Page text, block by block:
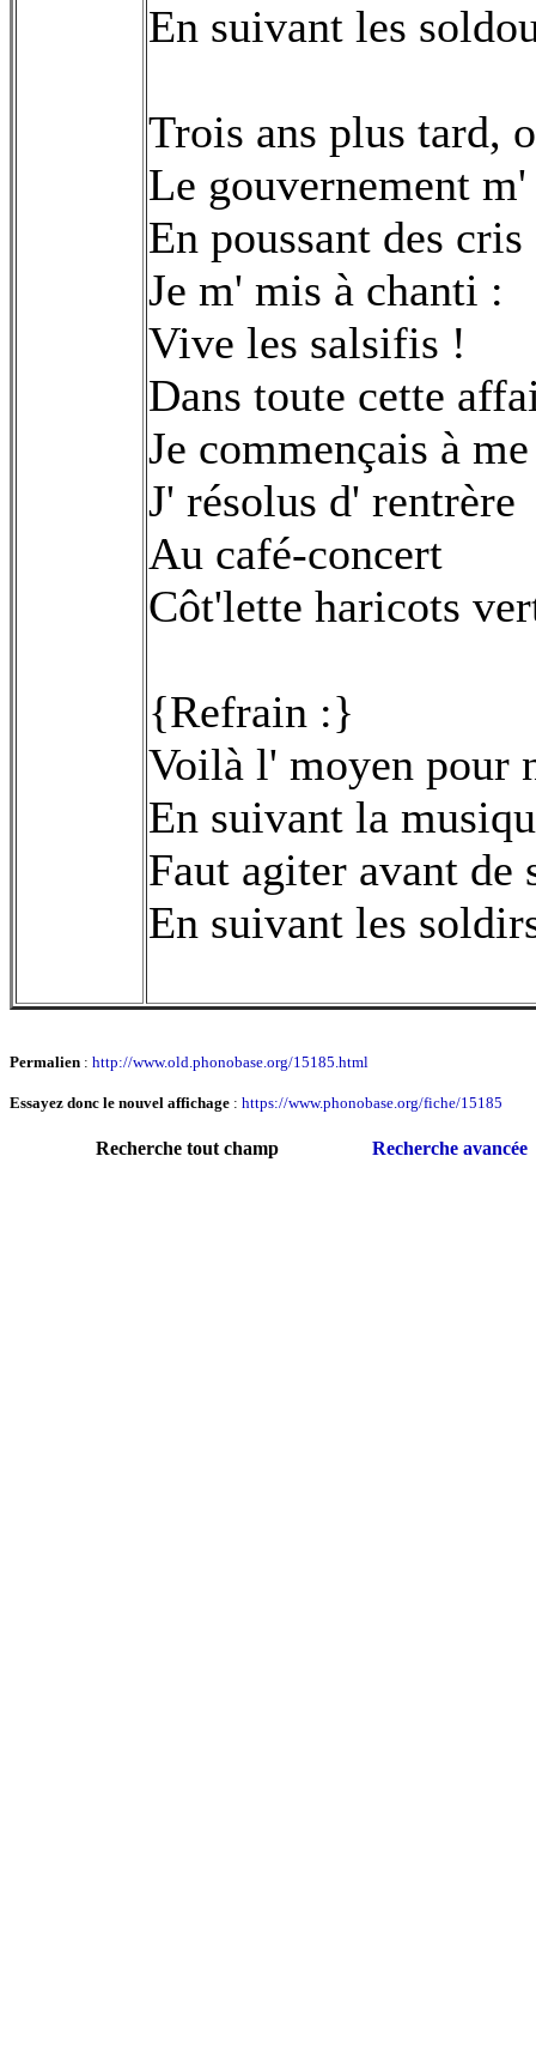
En suivant les
Trois ans plus tard,
Le gouvernement
En poussant des cris
Je m' mis à chanti :
Vive les salsifis !
Dans toute cette
Je commençais à
J' résolus d' rentrère
Au café-concert
Côt'lette haricots
{Refrain :}
Voilà l' moyen pour
En suivant la
Faut agiter avant de
En suivant les
Permalien : http://www.old.phonobase.org/15185.html
Essayez donc le nouvel affichage : https://www.phonobase.org/fiche/15185
Recherche tout champ Recherche avancée